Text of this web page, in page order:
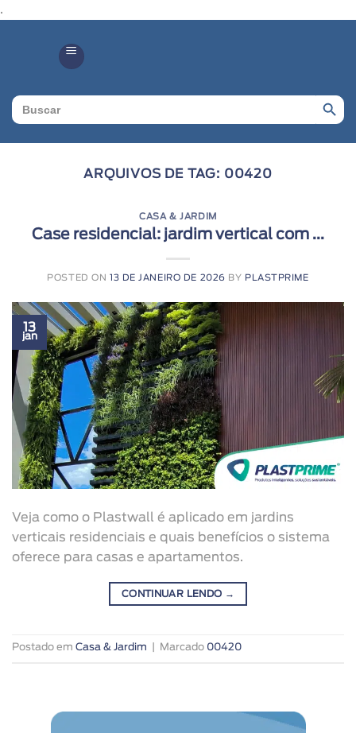
.
Search
for:
Search
ARQUIVOS DE TAG: 00420
CASA & JARDIM
Case residencial: jardim vertical com ...
POSTED ON 13 DE JANEIRO DE 2026 BY PLASTPRIME
13
jan
Veja como o Plastwall é aplicado em jardins
verticais residenciais e quais benefícios o sistema
oferece para casas e apartamentos.
CONTINUAR LENDO →
Postado em Casa & Jardim Marcado 00420